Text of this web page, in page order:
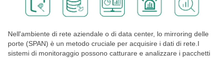
Nell'ambiente di rete aziendale o di data center, lo mirroring delle
porte (SPAN) è un metodo cruciale per acquisire i dati di rete.I
sistemi di monitoraggio possono catturare e analizzare i pacchetti